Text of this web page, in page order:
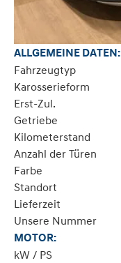
ALLGEMEINE DATEN:
Fahrzeugtyp
Karosserieform
Erst-Zul.
Getriebe
Kilometerstand
Anzahl der Türen
Farbe
Standort
Lieferzeit
Unsere Nummer
MOTOR:
kW / PS